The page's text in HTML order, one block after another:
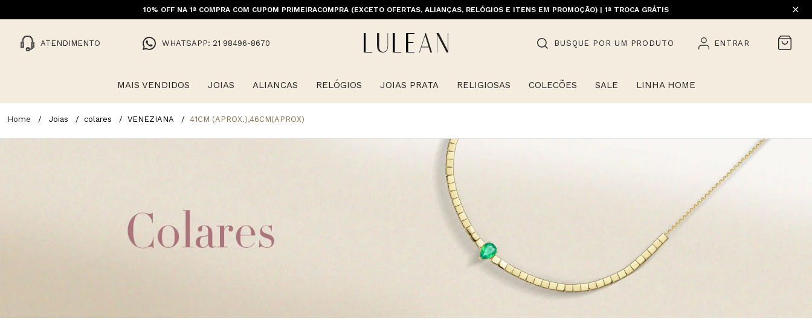
10% OFF NA 1ª COMPRA COM CUPOM PRIMEIRACOMPRA (EXCETO OFERTAS, ALIANÇAS, RELÓGIOS E ITENS EM PROMOÇÃO) | 1ª TROCA GRÁTIS
FRETE GRÁTIS ACIMA DE 399 PARA REGIÕES SELECIONADAS (EXCETO LINHA HOME)
ATENDIMENTO WHATSAPP: 21 98496-8670 BUSQUE POR UM PRODUTO ENTRAR
MAIS VENDIDOS JOIAS ALIANCAS RELÓGIOS JOIAS PRATA RELIGIOSAS COLECÕES SALE LINHA HOME
Joias colares VENEZIANA 41CM (APROX.),46CM(APROX)